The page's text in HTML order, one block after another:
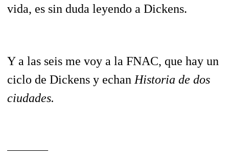
vida, es sin duda leyendo a Dickens.
Y a las seis me voy a la FNAC, que hay un
ciclo de Dickens y echan Historia de dos
ciudades.